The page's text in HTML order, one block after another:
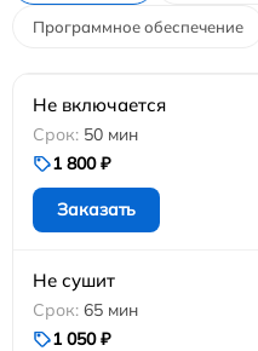
Программное обеспечение
Не включается
50 мин
1 800 ₽
Заказать
Не сушит
65 мин
1 050 ₽